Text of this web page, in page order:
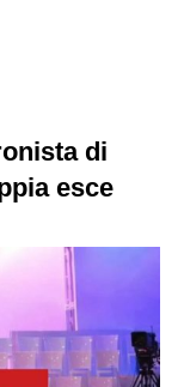
di
esce